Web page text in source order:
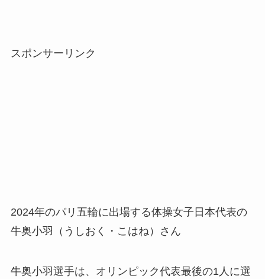
スポンサーリンク
2024年のパリ五輪に出場する体操女子日本代表の
牛奥小羽（うしおく・こはね）さん
牛奥小羽選手は、オリンピック代表最後の1人に選